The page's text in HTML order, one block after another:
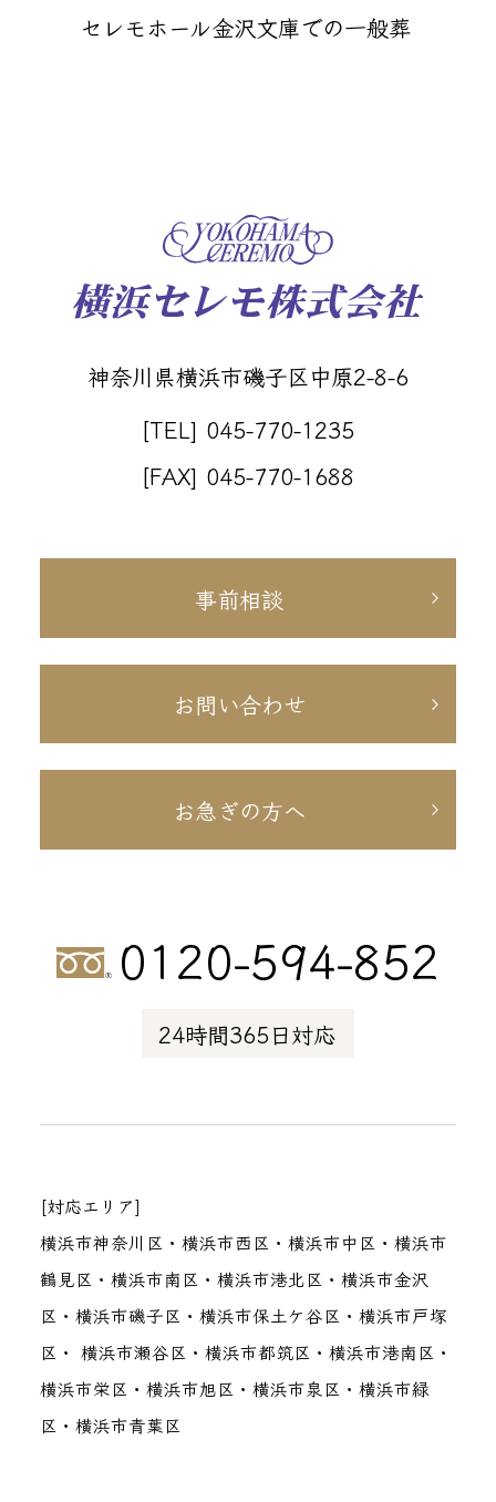
セレモホール金沢文庫での一般葬
神奈川県横浜市磯子区中原2-8-6
[TEL] 045-770-1235
[FAX] 045-770-1688
事前相談
お問い合わせ
お急ぎの方へ
0120-594-852
24時間365日対応
[対応エリア]
横浜市神奈川区・横浜市西区・横浜市中区・横浜市
鶴見区・横浜市南区・横浜市港北区・横浜市金沢
区・横浜市磯子区・横浜市保土ケ谷区・横浜市戸塚
区・ 横浜市瀬谷区・横浜市都筑区・横浜市港南区・
横浜市栄区・横浜市旭区・横浜市泉区・横浜市緑
区・横浜市青葉区